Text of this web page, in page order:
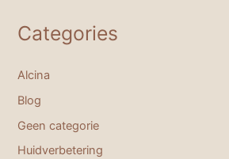
Categories
Alcina
Blog
Geen categorie
Huidverbetering